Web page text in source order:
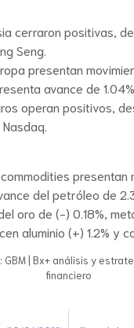
cerraron positivas,
Seng.
presentan
avance de 1.04%.
operan positivos,
presentan
del petróleo de
oro de (-) 0.18%,
aluminio (+) 1.2% y
GBM | Bx+ análisis y
financiero